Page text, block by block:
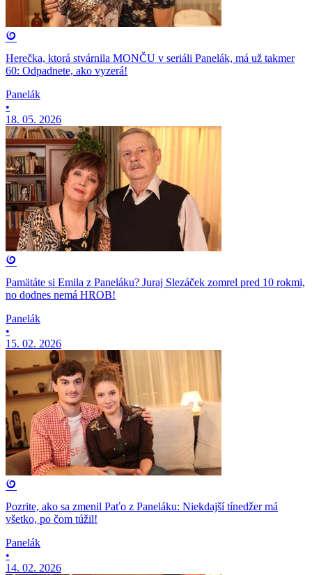
Herečka, ktorá stvárnila MONČU v seriáli Panelák, má už takmer
60: Odpadnete, ako vyzerá!
Panelák
•
18. 05. 2026
Pamätáte si Emila z Paneláku? Juraj Slezáček zomrel pred 10 rokmi,
no dodnes nemá HROB!
Panelák
•
15. 02. 2026
Pozrite, ako sa zmenil Paťo z Paneláku: Niekdajší tínedžer má
všetko, po čom túžil!
Panelák
•
14. 02. 2026